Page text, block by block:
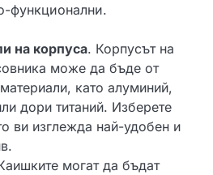
функционални.
на корпуса. Корпусът на
може да бъде от
като алуминий,
дори титаний. Изберете
ви изглежда най-удобен и
могат да бъдат